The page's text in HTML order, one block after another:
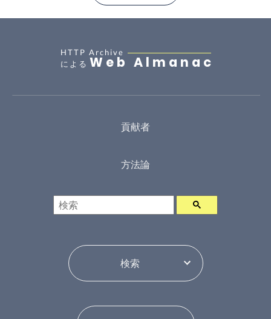
HTTP Archive
による Web Almanac
貢献者
方法論
検索
年ピッカー